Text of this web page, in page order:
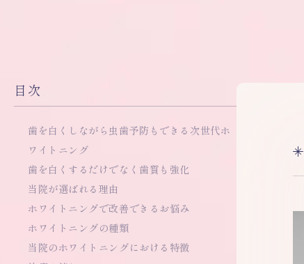
目次
歯を白くしながら虫歯予防もできる次世代ホ
ワイトニング
歯を白くするだけでなく歯質も強化
当院が選ばれる理由
ホワイトニングで改善できるお悩み
ホワイトニングの種類
当院のホワイトニングにおける特徴